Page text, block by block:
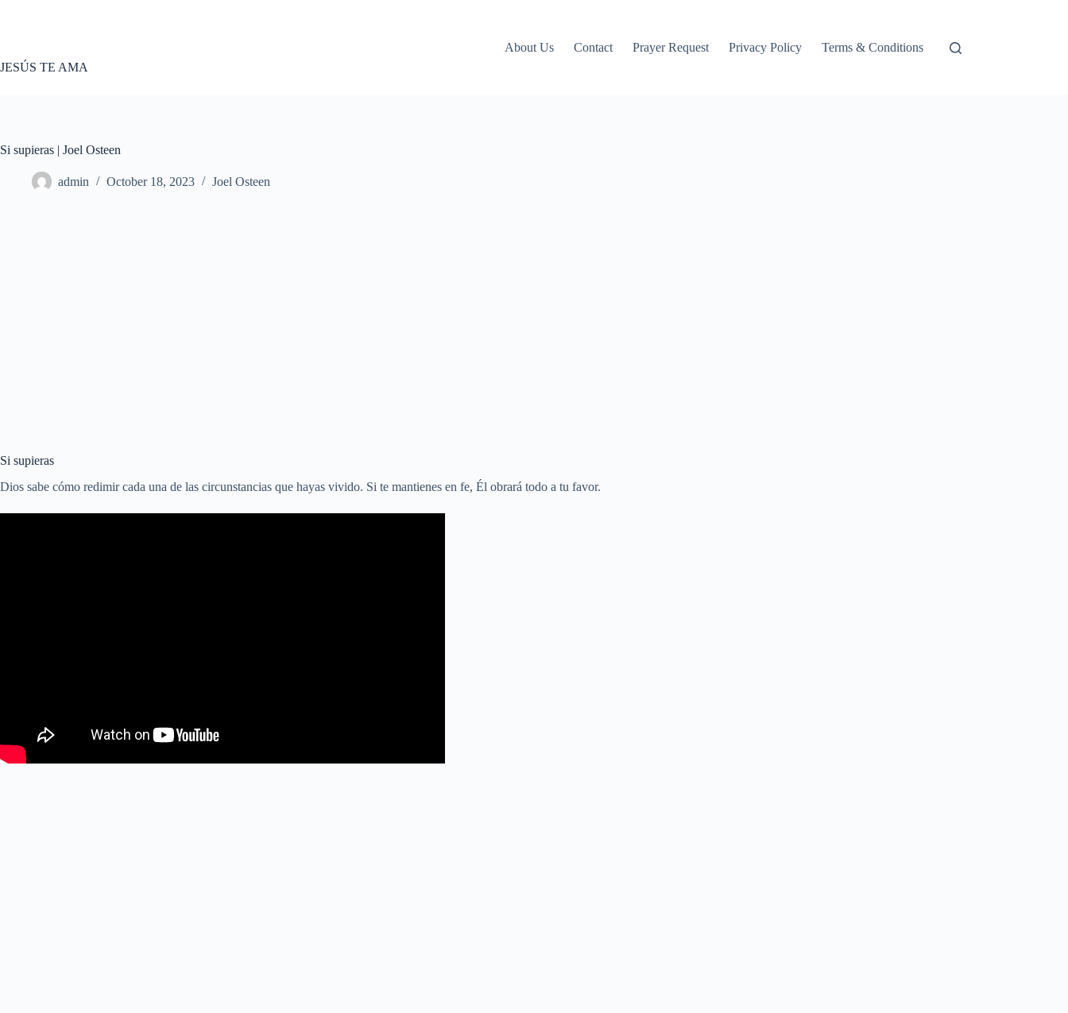
JESÚS TE AMA
About Us Contact Prayer Request Privacy Policy Terms & Conditions
Si supieras | Joel Osteen
admin October 18, 2023 Joel Osteen
Si supieras
Dios sabe cómo redimir cada una de las circunstancias que hayas vivido. Si te mantienes en fe, Él obrará todo a tu favor.